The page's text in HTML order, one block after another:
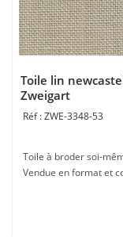
Toile lin
Zweigart
ZWE-3348-53
Toile à broder soi-
Vendue en format et